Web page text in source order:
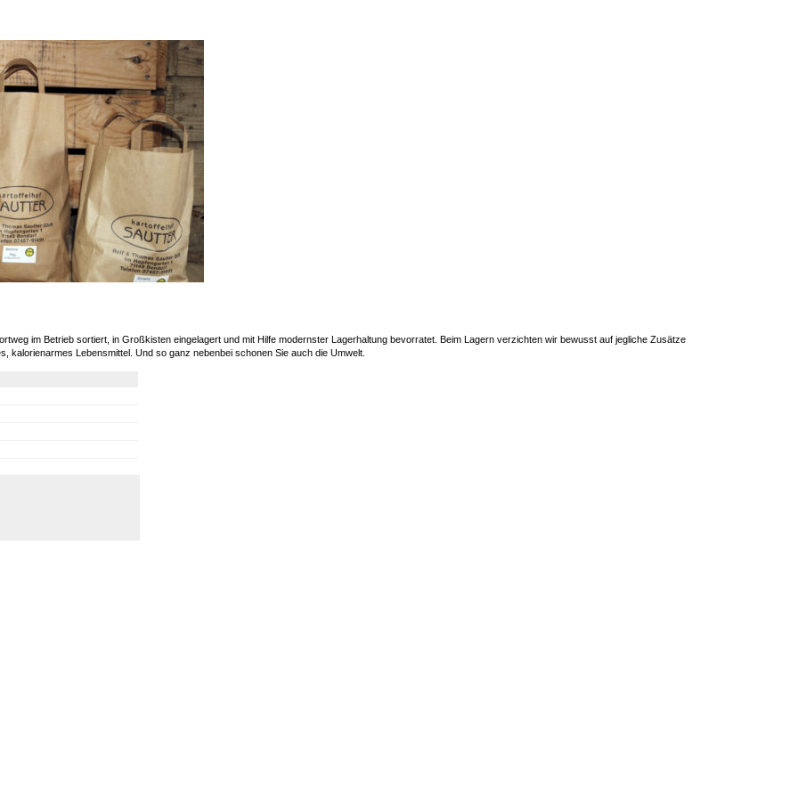
im Betrieb sortiert, in Großkisten eingelagert und mit Hilfe modernster Lagerhaltung bevorratet. Beim Lagern verzichten wir bewusst auf jegliche Zusätze
Lebensmittel. Und so ganz nebenbei schonen Sie auch die Umwelt.